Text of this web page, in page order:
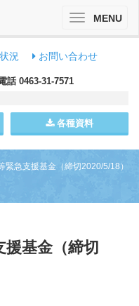
況 お問い合わせ
話 0463-31-7571
各種資料
ToggleMENU
緊急支援基金​（締切2020/5/18）
基金​（締切